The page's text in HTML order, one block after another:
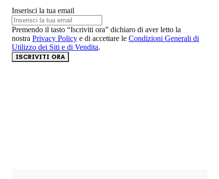
Inserisci la tua email
Premendo il tasto “Iscriviti ora” dichiaro di aver letto la
nostra Privacy Policy e di accettare le Condizioni Generali di
Utilizzo dei Siti e di Vendita.
ISCRIVITI ORA